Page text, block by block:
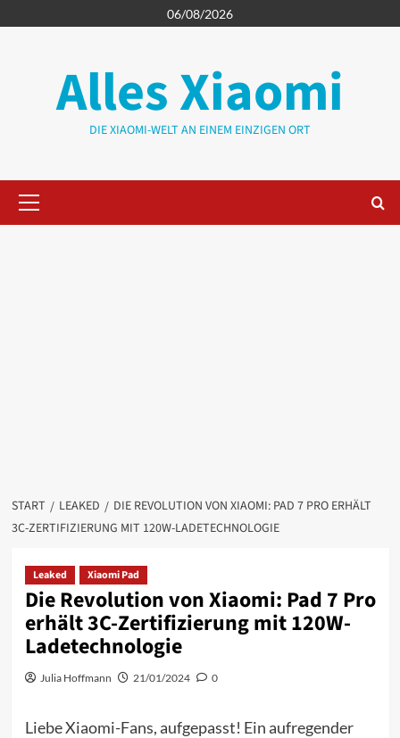
Inhalt
06/08/2026
Alles Xiaomi
DIE XIAOMI-WELT AN EINEM EINZIGEN ORT
Menü
START LEAKED
DIE REVOLUTION VON XIAOMI: PAD 7 PRO ERHÄLT
3C-ZERTIFIZIERUNG MIT 120W-LADETECHNOLOGIE
Leaked Xiaomi Pad
Die Revolution von Xiaomi: Pad 7 Pro
erhält 3C-Zertifizierung mit 120W-
Ladetechnologie
Julia Hoffmann 21/01/2024 0
Liebe Xiaomi-Fans, aufgepasst! Ein aufregender